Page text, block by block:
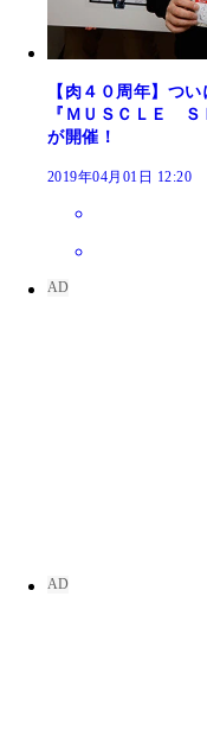
【肉４０周年】つ
『ＭＵＳＣＬＥ Ｓ
が開催！
2019年04月01日 12:20